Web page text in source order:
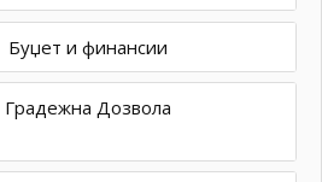
Буџет и финансии
Градежна Дозвола